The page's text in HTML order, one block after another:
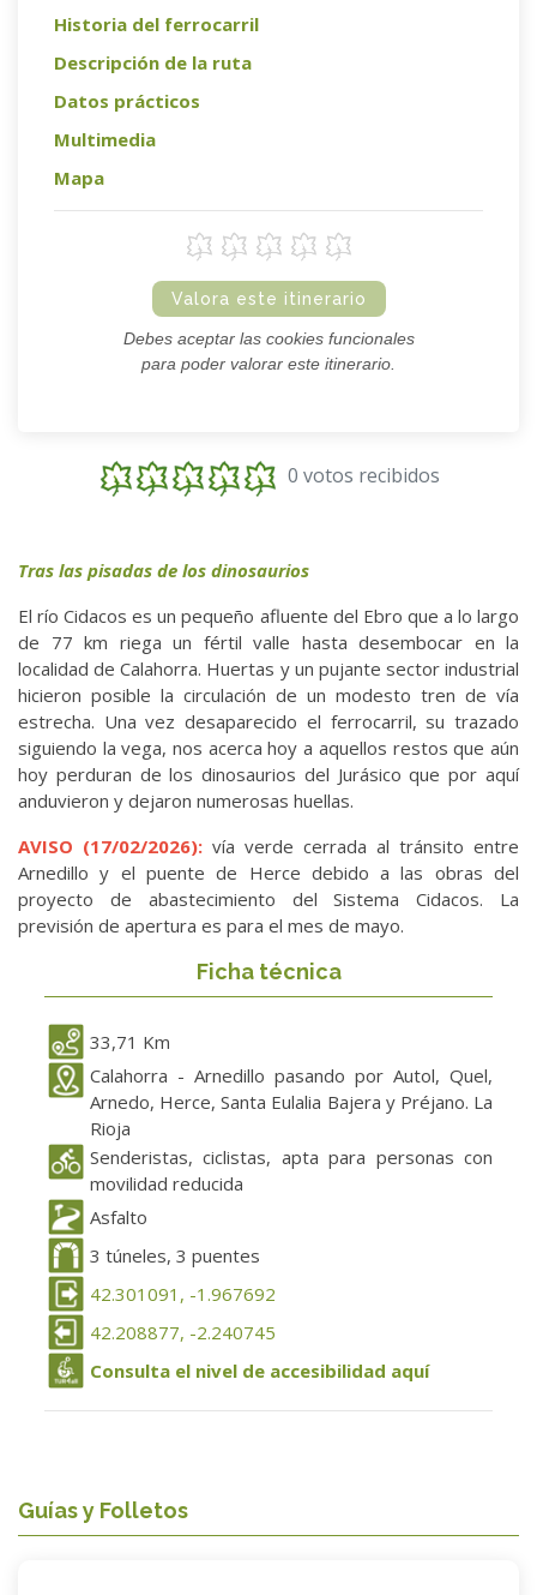
Historia del ferrocarril
Descripción de la ruta
Datos prácticos
Multimedia
Mapa
Valora este itinerario
Debes aceptar las cookies funcionales
para poder valorar este itinerario.
0 votos recibidos
Tras las pisadas de los dinosaurios
El río Cidacos es un pequeño afluente del Ebro que a lo largo
de 77 km riega un fértil valle hasta desembocar en la
localidad de Calahorra. Huertas y un pujante sector industrial
hicieron posible la circulación de un modesto tren de vía
estrecha. Una vez desaparecido el ferrocarril, su trazado
siguiendo la vega, nos acerca hoy a aquellos restos que aún
hoy perduran de los dinosaurios del Jurásico que por aquí
anduvieron y dejaron numerosas huellas.
AVISO (17/02/2026): vía verde cerrada al tránsito entre
Arnedillo y el puente de Herce debido a las obras del
proyecto de abastecimiento del Sistema Cidacos. La
previsión de apertura es para el mes de mayo.
Ficha técnica
33,71 Km
Calahorra - Arnedillo pasando por Autol, Quel,
Arnedo, Herce, Santa Eulalia Bajera y Préjano. La
Rioja
Senderistas, ciclistas, apta para personas con
movilidad reducida
Asfalto
3 túneles, 3 puentes
42.301091, -1.967692
42.208877, -2.240745
Consulta el nivel de accesibilidad aquí
Guías y Folletos